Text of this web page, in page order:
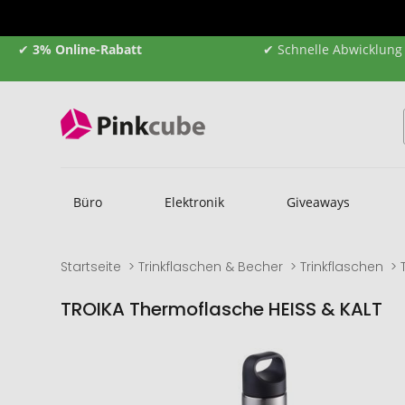
✔ 3% Online-Rabatt ✔ Schnelle Abwicklung
Büro Elektronik Giveaways
Startseite Trinkflaschen & Becher Trinkflaschen
TROIKA Thermoflasche HEISS & KALT